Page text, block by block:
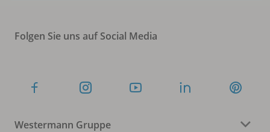
Folgen Sie uns auf Social Media
Westermann Gruppe